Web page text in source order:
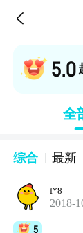

5.0
全
综合 最新
f*8
2018-
5